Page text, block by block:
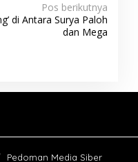
Pos berikutnya
di Antara Surya Paloh
dan Mega
Pedoman Media Siber